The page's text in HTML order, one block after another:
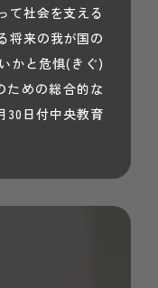
て社会を支える
将来の我が国の
かと危惧(きぐ)
ための総合的な
30日付中央教育